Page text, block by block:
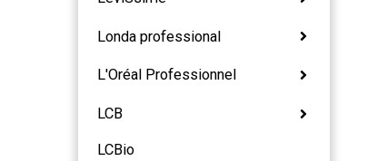
Londa professional
L'Oréal Professionnel
LCB
LCBio